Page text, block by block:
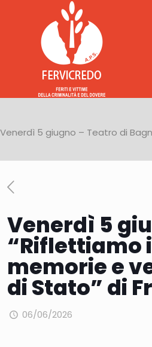
Venerdì 5 giugno – Teatro di
Venerdì 5
“Riflettiamo
memorie e
di Stato” di
06/06/2026